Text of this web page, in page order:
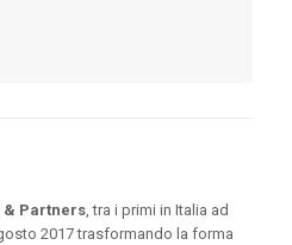
& Partners, tra i primi in Italia ad
2017 trasformando la forma